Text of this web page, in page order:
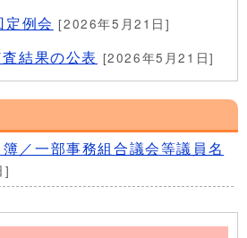
例会 [2026年5月21日]
結果の公表 [2026年5月21日]
／一部事務組合議会等議員名
]